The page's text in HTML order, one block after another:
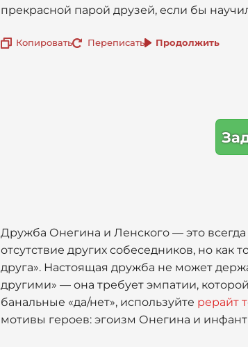
прекрасной парой друзей, если бы
Копировать Переписать Продолжить
Дружба Онегина и Ленского — это всегда
отсутствие других собеседников, но как
друга». Настоящая дружба не может
другими» — она требует эмпатии,
банальные «да/нет», используйте рерайт
мотивы героев: эгоизм Онегина и